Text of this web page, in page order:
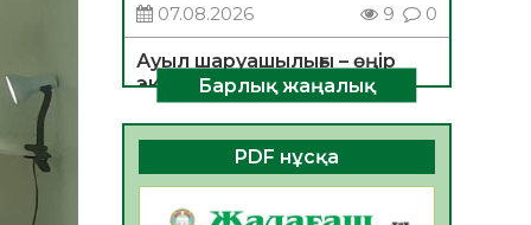
07.08.2026
9 0
Ауыл шаруашылығы – өңір
экономикасының негізгі
тірегі
06.08.2026
25 0
ҚОҒАМДЫҚ БЕЛСЕНДІЛІК –
ЕЛ ДАМУЫНЫҢ НЕГІЗІ
Барлық жаңалық
PDF нұсқа